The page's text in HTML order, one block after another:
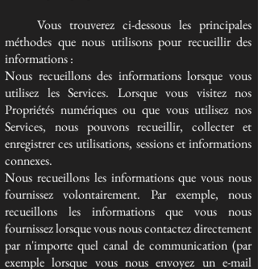
Vous trouverez ci-dessous les principales
méthodes que nous utilisons pour recueillir des
informations :
Nous recueillons des informations lorsque vous
utilisez les Services. Lorsque vous visitez nos
Propriétés numériques ou que vous utilisez nos
Services, nous pouvons recueillir, collecter et
enregistrer ces utilisations, sessions et informations
connexes.
Nous recueillons les informations que vous nous
fournissez volontairement. Par exemple, nous
recueillons les informations que vous nous
fournissez lorsque vous nous contactez directement
par n'importe quel canal de communication (par
exemple lorsque vous nous envoyez un e-mail